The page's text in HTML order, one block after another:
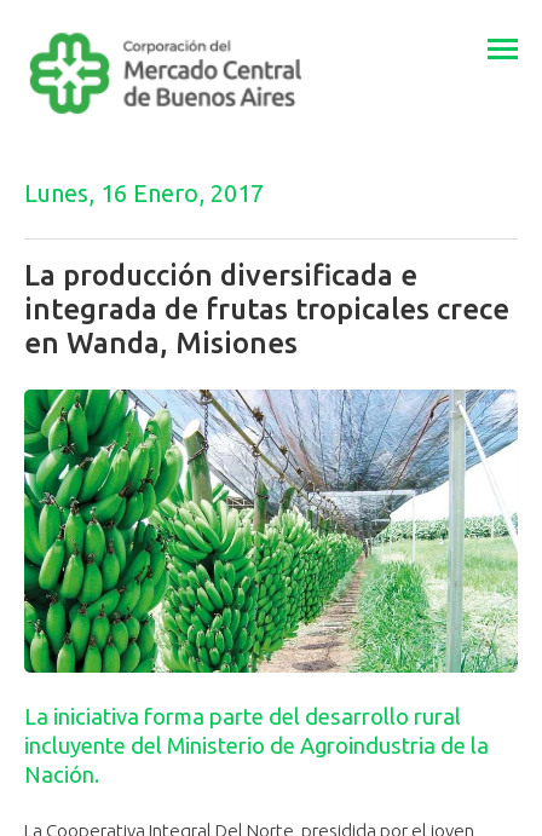
Lunes, 16 Enero, 2017
La producción diversificada e
integrada de frutas tropicales crece
en Wanda, Misiones
La iniciativa forma parte del desarrollo rural
incluyente del Ministerio de Agroindustria de la
Nación.
La Cooperativa Integral Del Norte, presidida por el joven